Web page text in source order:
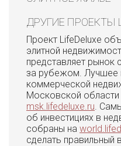
ДРУГИЕ ПРОЕКТЫ
Проект LifeDeluxe
элитной
представляет рынок
за рубежом. Лучшее
коммерческой
Московской области
msk.lifedeluxe.ru .
об инвестициях в
собраны на
сделать правильный